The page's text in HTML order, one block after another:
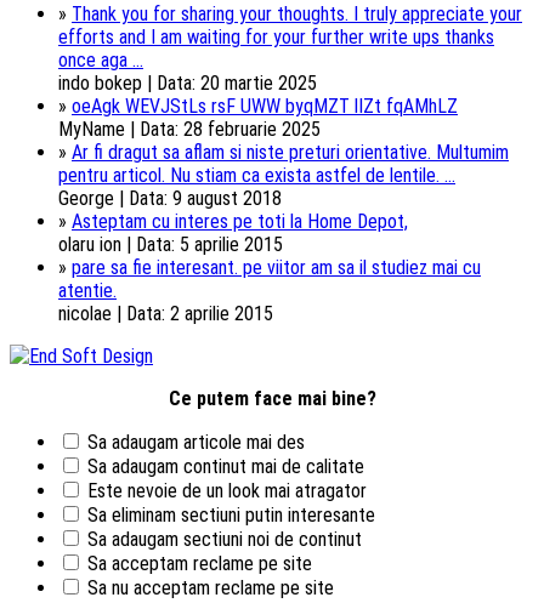
» Thank you for sharing your thoughts. I truly appreciate your
efforts and I am waiting for your further write ups thanks
once aga ...
indo bokep | Data: 20 martie 2025
» oeAgk WEVJStLs rsF UWW byqMZT lIZt fqAMhLZ
MyName | Data: 28 februarie 2025
» Ar fi dragut sa aflam si niste preturi orientative. Multumim
pentru articol. Nu stiam ca exista astfel de lentile. ...
George | Data: 9 august 2018
» Asteptam cu interes pe toti la Home Depot,
olaru ion | Data: 5 aprilie 2015
» pare sa fie interesant. pe viitor am sa il studiez mai cu
atentie.
nicolae | Data: 2 aprilie 2015
Ce putem face mai bine?
Sa adaugam articole mai des
Sa adaugam continut mai de calitate
Este nevoie de un look mai atragator
Sa eliminam sectiuni putin interesante
Sa adaugam sectiuni noi de continut
Sa acceptam reclame pe site
Sa nu acceptam reclame pe site